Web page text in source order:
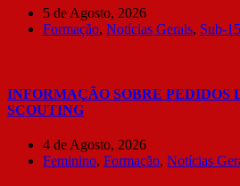
5 de Agosto, 2026
Formação, Notícias Gerais, Sub-15
INFORMAÇÃO SOBRE PEDIDOS
SCOUTING
4 de Agosto, 2026
Feminino, Formação, Notícias